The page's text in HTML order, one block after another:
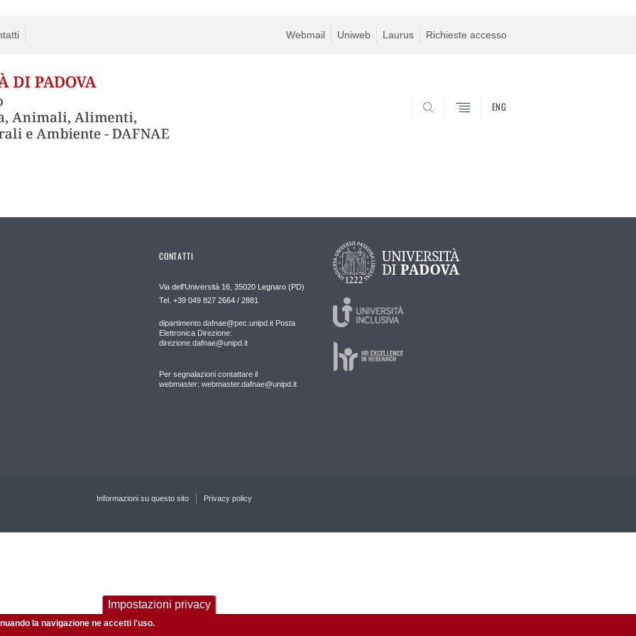
Webmail Uniweb Laurus Richieste accesso
ENG
CONTATTI
Via dell'Università 16, 35020 Legnaro (PD)
Tel. +39 049 827 2664 / 2881
dipartimento.dafnae@pec.unipd.it Posta
Elettronica Direzione:
direzione.dafnae@unipd.it
Per segnalazioni contattare il
webmaster: webmaster.dafnae@unipd.it
Informazioni su questo sito Privacy policy
Impostazioni privacy
la navigazione ne accetti l'uso.